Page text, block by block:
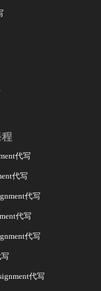
代写
代写
代写
代写
代写
写
代写